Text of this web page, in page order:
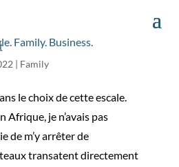
| Family
le choix de cette escale.
Afrique, je n’avais pas
de m’y arrêter de
transatent directement